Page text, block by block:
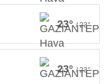
23° / 23°
23° / 23°